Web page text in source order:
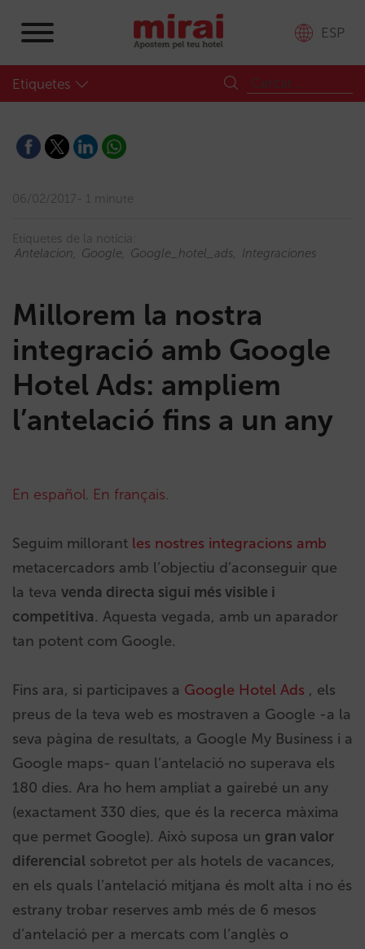
ESP
Etiquetes
06/02/2017 1 minute
Etiquetes de la notícia:
Antelacion
Google Google_hotel_ads Integraciones
Millorem la nostra
integració amb Google
Hotel Ads: ampliem
l’antelació fins a un any
En español. En français.
Seguim millorant les nostres integracions amb
metacercadors amb l’objectiu d’aconseguir que
la teva venda directa sigui més visible i
competitiva. Aquesta vegada, amb un aparador
tan potent com Google.
Fins ara, si participaves a Google Hotel Ads , els
preus de la teva web es mostraven a Google -a la
seva pàgina de resultats, a Google My Business i a
Google maps- quan l’antelació no superava els
180 dies. Ara ho hem ampliat a gairebé un any
(exactament 330 dies, que és la recerca màxima
que permet Google). Això suposa un gran valor
diferencial sobretot per als hotels de vacances,
en els quals l’antelació mitjana és molt alta i no és
estrany trobar reserves amb més de 6 mesos
d’antelació per a mercats com l’anglès o